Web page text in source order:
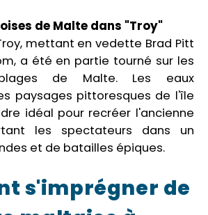
de Malte dans "Troy"
mettant en vedette Brad Pitt
a été en partie tourné sur les
de Malte. Les eaux
paysages pittoresques de l'île
idéal pour recréer l'ancienne
les spectateurs dans un
et de batailles épiques.
s'imprégner de